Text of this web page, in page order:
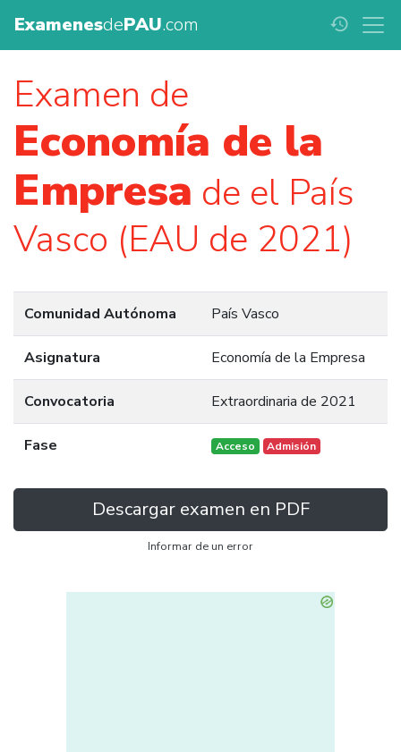
ExamenesdePAU.com history
Examen de
Economía de la
Empresa de el País
Vasco (EAU de 2021)
Comunidad Autónoma País Vasco
Asignatura Economía de la Empresa
Convocatoria Extraordinaria de 2021
Fase Acceso Admisión
Descargar examen en PDF
Informar de un error